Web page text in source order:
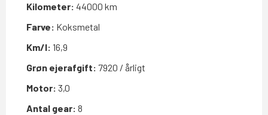
Kilometer: 44000 km
Farve: Koksmetal
Km/l: 16,9
Grøn ejerafgift: 7920 / årligt
Motor: 3,0
Antal gear: 8